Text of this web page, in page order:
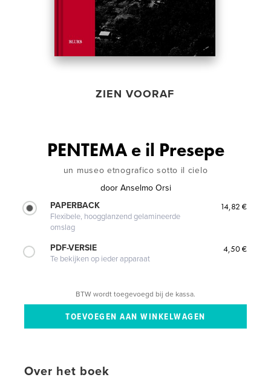
ZIEN VOORAF
PENTEMA e il Presepe
un museo etnografico sotto il cielo
door Anselmo Orsi
PAPERBACK
Flexibele, hoogglanzend gelamineerde
omslag
14,82 €
PDF-VERSIE
Te bekijken op ieder apparaat
4,50 €
BTW wordt toegevoegd bij de kassa.
Over het boek